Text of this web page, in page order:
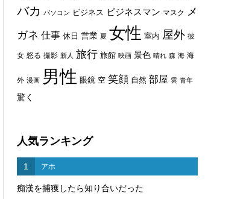
バカ パソコン ビジネス ビジネスマン マスク メ
ガネ 仕事 休日 営業 夏 女性 室内 屋外 彼
女 怒る 撮影 新人 旅行 旅館 映画 景色 晴れ 森 海 海
外 漫画 男性 眼鏡 空 笑顔 自然 部屋 雲 青年
驚く
人気ランキング
1 アホ
痴漢を捕獲したら知り合いだった